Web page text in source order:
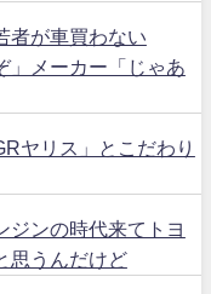
者が車買わない
」メーカー「じゃあ
ヤリス」とこだわり
ジンの時代来てトヨ
思うんだけど